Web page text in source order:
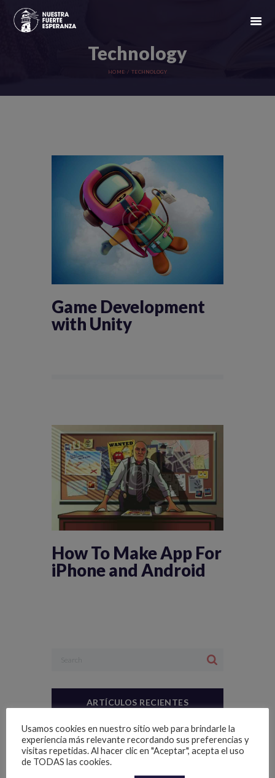
Technology
HOME TECHNOLOGY
Game Development
with Unity
How To Make App For
iPhone and Android
ARTÍCULOS RECIENTES
NUESTRA ÚNICA COSA
Usamos cookies en nuestro sitio web para brindarle la
experiencia más relevante recordando sus preferencias y
visitas repetidas. Al hacer clic en "Aceptar", acepta el uso
de TODAS las cookies.